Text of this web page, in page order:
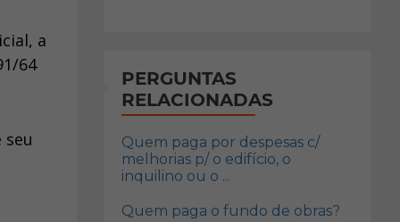
a
64
PERGUNTAS
RELACIONADAS
Quem paga por despesas c/
melhorias p/ o edifício, o
inquilino ou o ...
Quem paga o fundo de obras?